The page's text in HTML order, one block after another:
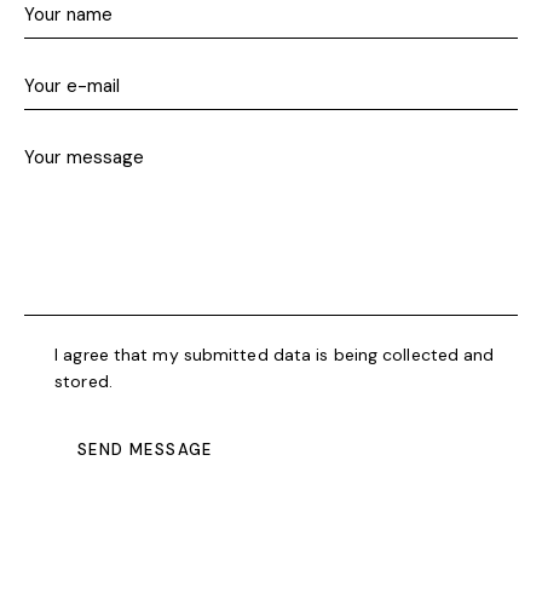
I agree that my submitted data is being collected and
stored.
SEND MESSAGE